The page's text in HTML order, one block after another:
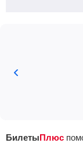
БилетыПлюс